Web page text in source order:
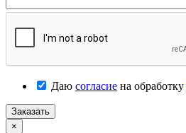
Даю согласие на обработку
Заказать
×